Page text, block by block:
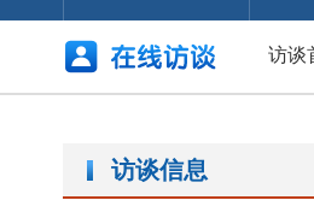
访谈
访谈信息